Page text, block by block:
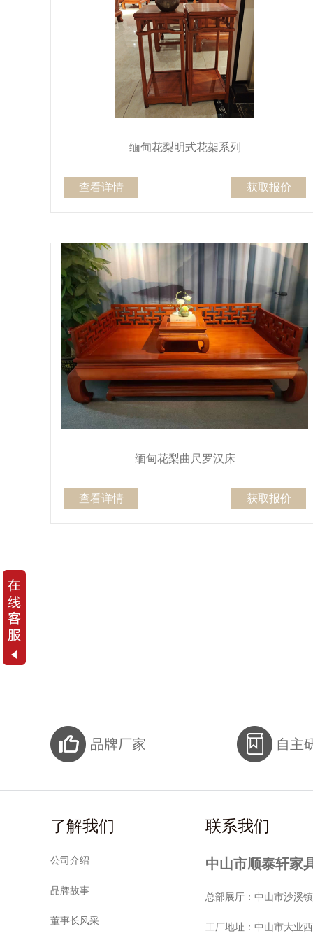
缅甸花梨明式花架系列
查看详情 获取报价
缅甸花梨曲尺罗汉床
查看详情 获取报价
品牌厂家 自主
了解我们
公司介绍
品牌故事
董事长风采
联系我们
中山市顺泰轩家
总部展厅：中山市沙溪
工厂地址：中山市大业